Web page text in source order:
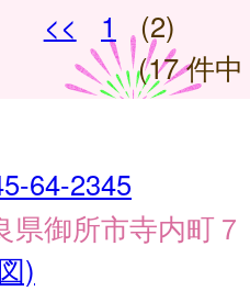
<<
1
(2)
(17 件
64-2345
県御所市寺内町
)